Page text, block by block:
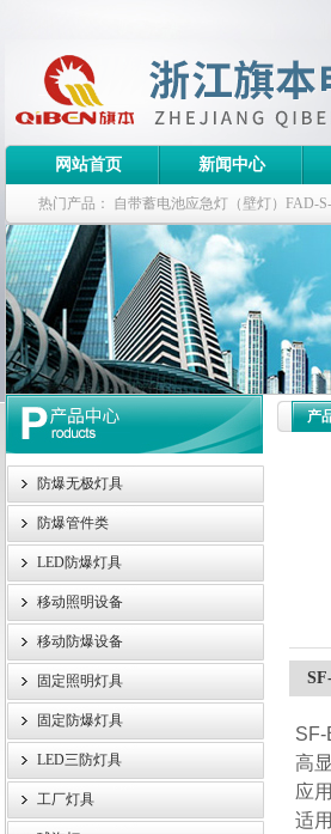
浙江旗本电气有限公司
网站首页 新闻中心
热门产品： 自带蓄电池应急灯（壁灯）FAD-
栏式无极灯 G9960-W120W长寿无极工厂灯,
防爆泛光灯
防爆无极灯具
防爆管件类
LED防爆灯具
移动照明设备
移动防爆设备
固定照明灯具
固定防爆灯具
LED三防灯具
工厂灯具
产
SF-
高
应
适